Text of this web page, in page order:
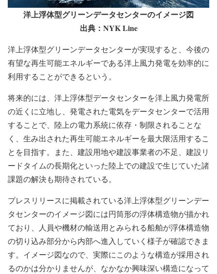
洋上浮体型グリーンデータセンターのイメージ図
出典：NYK Line
洋上浮体型グリーンデータセンターが実現すると、今後の
有望な再生可能エネルギーである洋上風力発電を効率的に
利用することができるという。
将来的には、洋上浮体型データセンターを洋上風力発電所
の近くに立地し、発電された電気をデータセンターで活用
することで、陸上の電力系統に依存・制限されることな
く、生み出された再生可能エネルギーを最大限活用するこ
とを目指す。また、建設用地や建設事業者の不足、建設リ
ードタイムの長期化といった陸上での建設で生じていた諸
課題の解決も期待されている。
プレスリリースに掲載されている洋上浮体型グリーンデー
タセンターのイメージ図には円筒形の浮体構造物が描かれ
ており、人員や機材の輸送用とみられる船舶が浮体構造物
の切り込み部分から内部へ進入していく様子が確認できま
す。イメージ図なので、実際にこのような構造が採用され
るのかは分かりませんが、なかなか興味深い構造になって